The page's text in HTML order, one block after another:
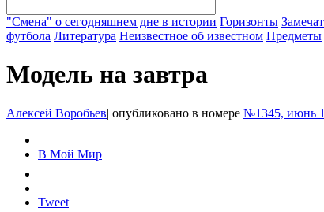
"Смена" о сегодняшнем дне в истории Горизонты
футбола Литература Неизвестное об известном Предметы
Модель на завтра
Алексей Воробьев| опубликовано в номере №1345, июнь
В Мой Мир
Tweet